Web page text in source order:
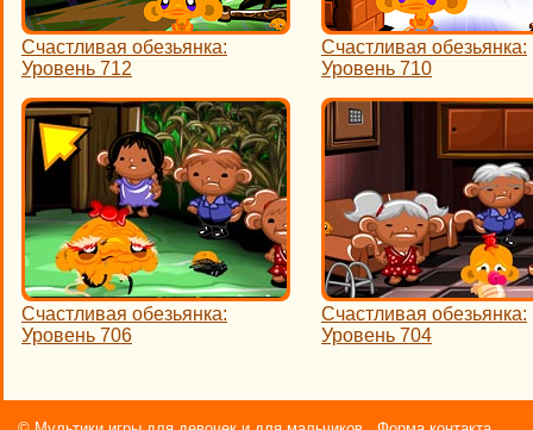
Счастливая обезьянка:
Уровень 712
Счастливая обезьянка:
Уровень 710
Счастливая обезьянка:
Уровень 706
Счастливая обезьянка:
Уровень 704